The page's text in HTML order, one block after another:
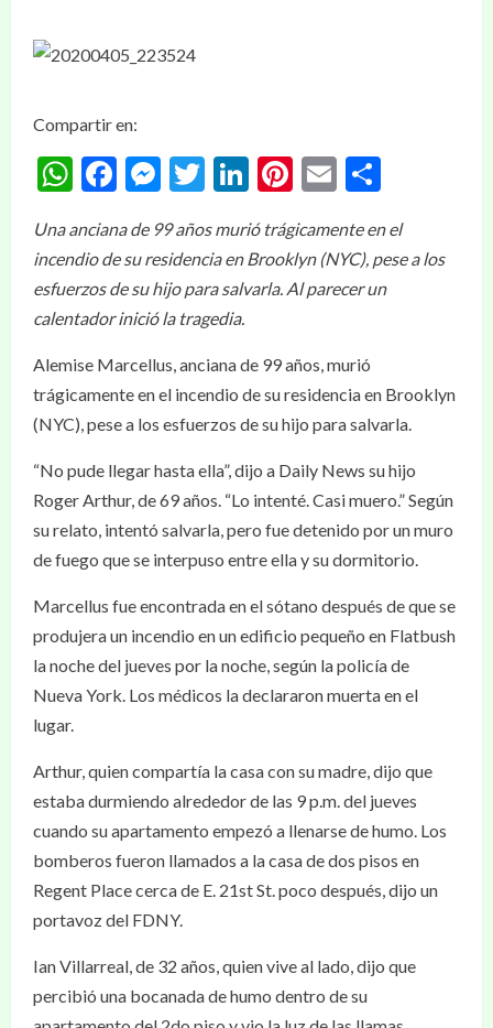
Compartir en:
WhatsApp
Facebook
Messenger
Twitter
LinkedIn
Pinterest
Email
Una anciana de 99 años murió trágicamente en el
incendio de su residencia en Brooklyn (NYC), pese a los
esfuerzos de su hijo para salvarla. Al parecer un
calentador inició la tragedia.
Alemise Marcellus, anciana de 99 años, murió
trágicamente en el incendio de su residencia en Brooklyn
(NYC), pese a los esfuerzos de su hijo para salvarla.
“No pude llegar hasta ella”, dijo a Daily News su hijo
Roger Arthur, de 69 años. “Lo intenté. Casi muero.” Según
su relato, intentó salvarla, pero fue detenido por un muro
de fuego que se interpuso entre ella y su dormitorio.
Marcellus fue encontrada en el sótano después de que se
produjera un incendio en un edificio pequeño en Flatbush
la noche del jueves por la noche, según la policía de
Nueva York. Los médicos la declararon muerta en el
lugar.
Arthur, quien compartía la casa con su madre, dijo que
estaba durmiendo alrededor de las 9 p.m. del jueves
cuando su apartamento empezó a llenarse de humo. Los
bomberos fueron llamados a la casa de dos pisos en
Regent Place cerca de E. 21st St. poco después, dijo un
portavoz del FDNY.
Ian Villarreal, de 32 años, quien vive al lado, dijo que
percibió una bocanada de humo dentro de su